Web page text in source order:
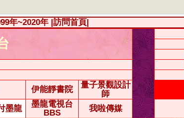
年~2020年 |訪問首頁|
伊能靜書院
量子景觀設計
師
墨龍
墨龍電視台
BBS
我啦傳媒